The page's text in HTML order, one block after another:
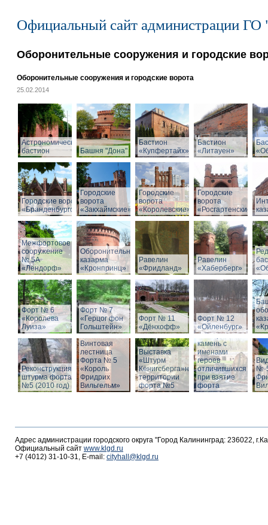
Официальный сайт администрации ГО
Оборонительные сооружения и городские
Оборонительные сооружения и городские ворота
25.02.2014
Астрономический
бастион
Башня "Дона"
Бастион
«Купфертайх»
Бастион
«Литауен»
Городские ворота
«Бранденбургские»
Городские
ворота
«Закхаймские»
Городские
ворота
«Королевские»
Городские
ворота
«Росгартенские»
Межфортовое
сооружение
№ 5А
«Лендорф»
Оборонительная
казарма
«Кронпринц»
Равелин
«Фридланд»
Равелин
«Хаберберг»
Форт № 6
«Королева
Луиза»
Форт № 7
«Герцог фон
Гольштейн»
Форт № 11
«Дёнхофф»
Форт № 12
«Ойленбург»
Реконструкция
штурма форта
№5 (2010 год)
Винтовая
лестница
Форта № 5
«Король
Фридрих
Вильгельм»
Выставка
«Штурм
Кёнигсберга»на
территории
форта №5
Мемориальный
камень с
именами
героев
отличившихся
при взятие
форта
№-
Адрес администрации городского округа "Город Калининград: 236022,
Официальный сайт www.klgd.ru
+7 (4012) 31-10-31, E-mail: cityhall@klgd.ru